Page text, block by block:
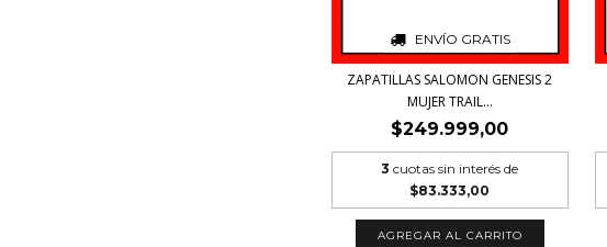
ENVÍO GRATIS
ZAPATILLAS SALOMON GENESIS 2
MUJER TRAIL...
$249.999,00
3 cuotas sin interés de
$83.333,00
AGREGAR AL CARRITO